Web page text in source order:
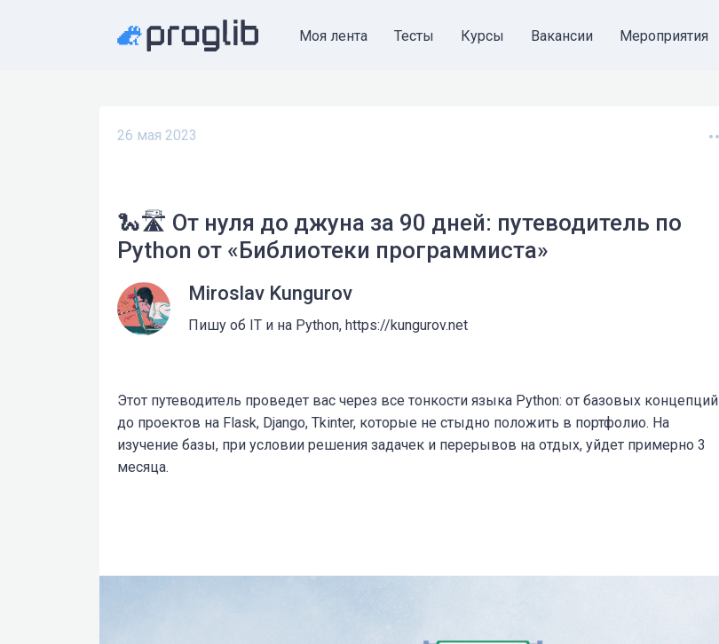
Моя лента Тесты Курсы Вакансии Мероприятия
26 мая 2023
🐍🛣️ От нуля до джуна за 90 дней: путеводитель по
Python от «Библиотеки программиста»
Miroslav Kungurov
Пишу об IT и на Python, https://kungurov.net
Этот путеводитель проведет вас через все тонкости языка Python: от базовых концепций
до проектов на Flask, Django, Tkinter, которые не стыдно положить в портфолио. На
изучение базы, при условии решения задачек и перерывов на отдых, уйдет примерно 3
месяца.